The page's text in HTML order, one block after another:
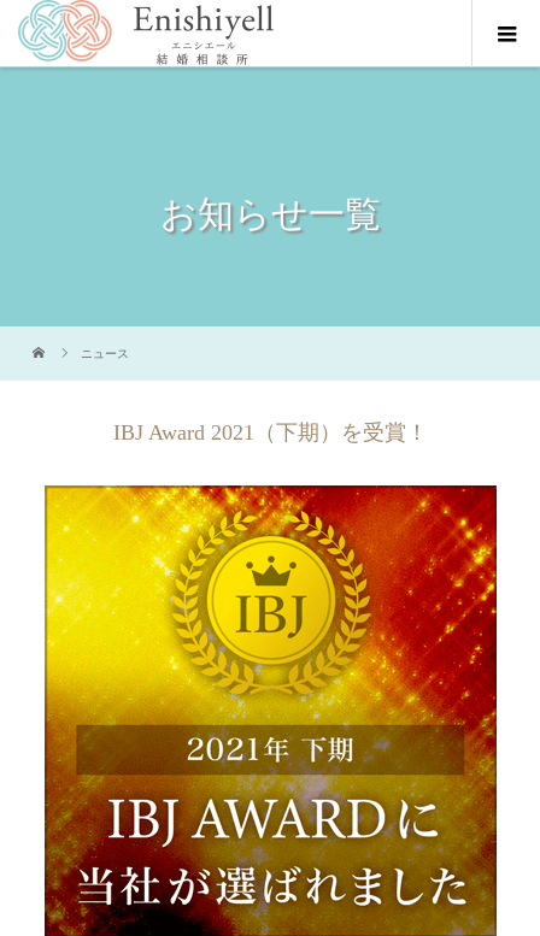
お知らせ一覧
ニュース
IBJ Award 2021（下期）を受賞！